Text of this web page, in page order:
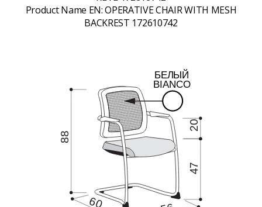
Product Name EN:OPERATIVE CHAIR WITH MESH
BACKREST 172610742